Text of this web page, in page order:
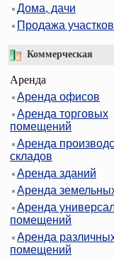
Дома, дачи
Продажа участков
Коммерческая
Аренда
Аренда офисов
Аренда торговых
помещений
Аренда
складов
Аренда зданий
Аренда
Аренда
помещений
Аренда
помещений